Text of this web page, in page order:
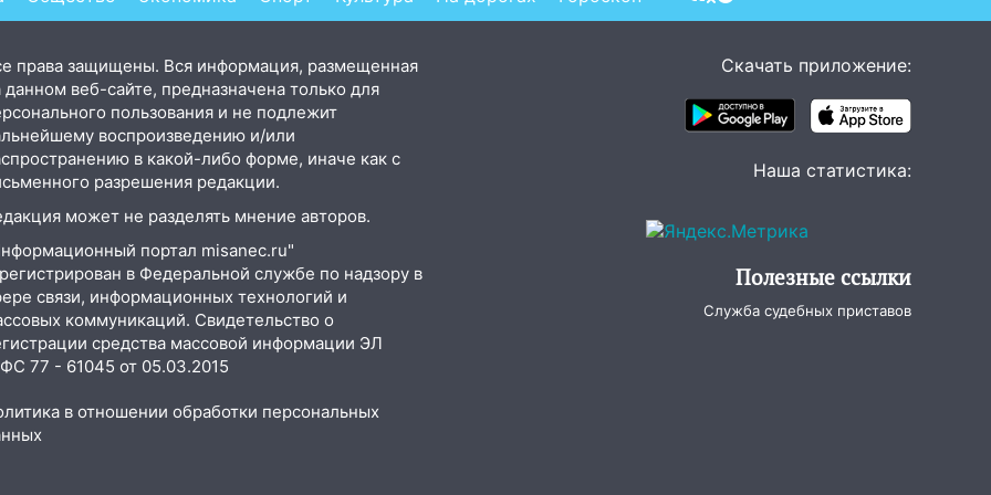
права защищены. Вся информация, размещенная
данном веб-сайте, предназначена только для
пользования и не подлежит
воспроизведению и/или
в какой-либо форме, иначе как с
разрешения редакции.
может не разделять мнение авторов.
портал misanec.ru"
в Федеральной службе по надзору в
связи, информационных технологий и
коммуникаций. Свидетельство о
средства массовой информации ЭЛ
77 - 61045 от 05.03.2015
в отношении обработки персональных
Скачать приложение:
Наша статистика:
Полезные ссылки
Служба судебных приставов